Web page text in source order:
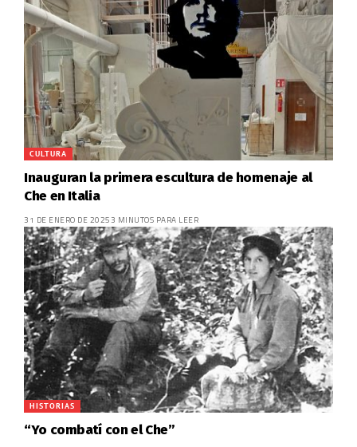
CULTURA
Inauguran la primera escultura de homenaje al
Che en Italia
31 DE ENERO DE 2025 3 MINUTOS PARA LEER
HISTORIAS
“Yo combatí con el Che”